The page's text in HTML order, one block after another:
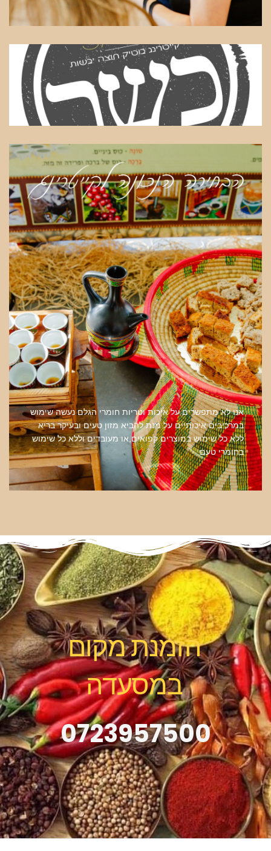
אנו לא מתפשרים על איכות וטריות חומרי הגלם נעשה שימוש
במרכיבים איכותיים על מנת להביא מזון טעים ובעיקר בריא
ללא כל שימוש במוצרים קפואים,או מעובדים וללא כל שימוש
בחומרי טעם
הזמנת מקום
במסעדה
0723957500